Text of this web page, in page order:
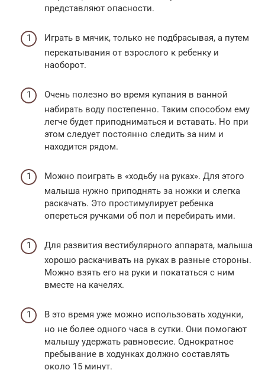
представляют опасности.
Играть в мячик, только не подбрасывая, а путем
перекатывания от взрослого к ребенку и
наоборот.
Очень полезно во время купания в ванной
набирать воду постепенно. Таким способом ему
легче будет приподниматься и вставать. Но при
этом следует постоянно следить за ним и
находится рядом.
Можно поиграть в «ходьбу на руках». Для этого
малыша нужно приподнять за ножки и слегка
раскачать. Это простимулирует ребенка
опереться ручками об пол и перебирать ими.
Для развития вестибулярного аппарата, малыша
хорошо раскачивать на руках в разные стороны.
Можно взять его на руки и покататься с ним
вместе на качелях.
В это время уже можно использовать ходунки,
но не более одного часа в сутки. Они помогают
малышу удержать равновесие. Однократное
пребывание в ходунках должно составлять
около 15 минут.